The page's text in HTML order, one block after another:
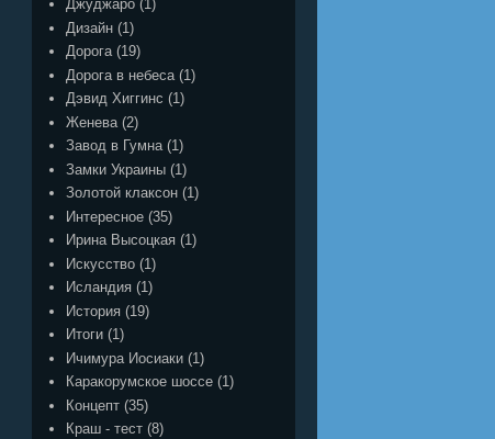
Джуджаро (1)
Дизайн (1)
Дорога (19)
Дорога в небеса (1)
Дэвид Хиггинс (1)
Женева (2)
Завод в Гумна (1)
Замки Украины (1)
Золотой клаксон (1)
Интересное (35)
Ирина Высоцкая (1)
Искусство (1)
Исландия (1)
История (19)
Итоги (1)
Ичимура Иосиаки (1)
Каракорумское шоссе (1)
Концепт (35)
Краш - тест (8)